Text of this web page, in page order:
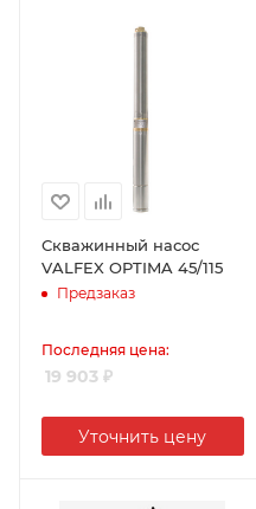
Скважинный насос
VALFEX OPTIMA 45/115
Предзаказ
Последняя цена:
19 903 ₽
Уточнить цену